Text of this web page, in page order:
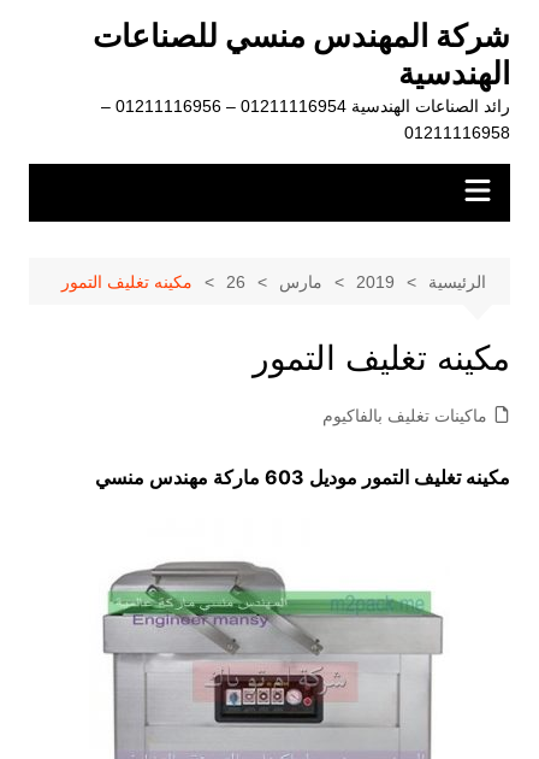
المحتوى
شركة المهندس منسي للصناعات
الهندسية
رائد الصناعات الهندسية 01211116954 – 01211116956 –
01211116958
الرئيسية 2019 مارس 26 مكينه تغليف التمور
مكينه تغليف التمور
ماكينات تغليف بالفاكيوم
مكينه تغليف التمور موديل 603 ماركة مهندس منسي